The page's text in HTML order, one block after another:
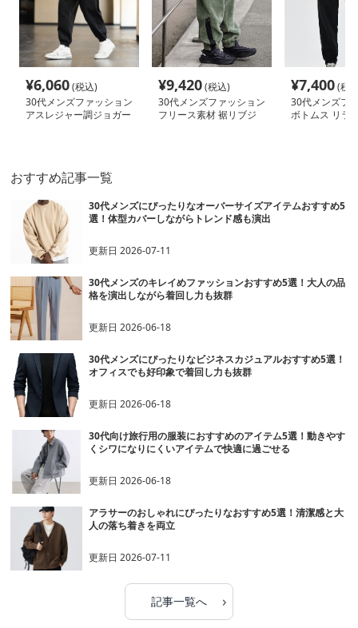
¥6,060(税込)
30代メンズファッション
アスレジャー調ジョガー
¥9,420(税込)
30代メンズファッション
フリース素材 裾リブジ
¥7,400(税
30代メンズフ
ボトムス リラ
おすすめ記事一覧
30代メンズにぴったりなオーバーサイズアイテムおすすめ5
選！体型カバーしながらトレンド感も演出
更新日2026-07-11
30代メンズのキレイめファッションおすすめ5選！大人の品
格を演出しながら着回し力も抜群
更新日2026-06-18
30代メンズにぴったりなビジネスカジュアルおすすめ5選！
オフィスでも好印象で着回し力も抜群
更新日2026-06-18
30代向け旅行用の服装におすすめのアイテム5選！動きやす
くシワになりにくいアイテムで快適に過ごせる
更新日2026-06-18
アラサーのおしゃれにぴったりなおすすめ5選！清潔感と大
人の落ち着きを両立
更新日2026-07-11
記事一覧へ ›